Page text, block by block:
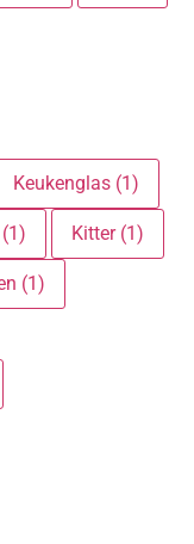
Keukenglas (1)
Kitter (1)
(1)